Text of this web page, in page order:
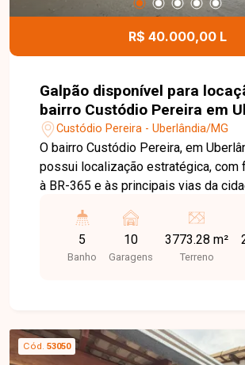
R$ 40.000,00 L
Galpão disponível para
bairro Custódio Pereira em
MGCustódio Pereira - Uberlândia/MG
O bairro Custódio Pereira, em
possui localização estratégica, com
à BR-365 e às principais vias da
necessitam de logística eficiente,
infraestrutura para grandes operações.
comercial com aproximadamente
completa para operações industriais,
centros de distribuição,
5
Banho
10
Garagens
3773.28 m²
Terreno
Cód. 53050